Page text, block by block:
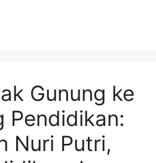
Gunung ke
Pendidikan:
Nuri Putri,